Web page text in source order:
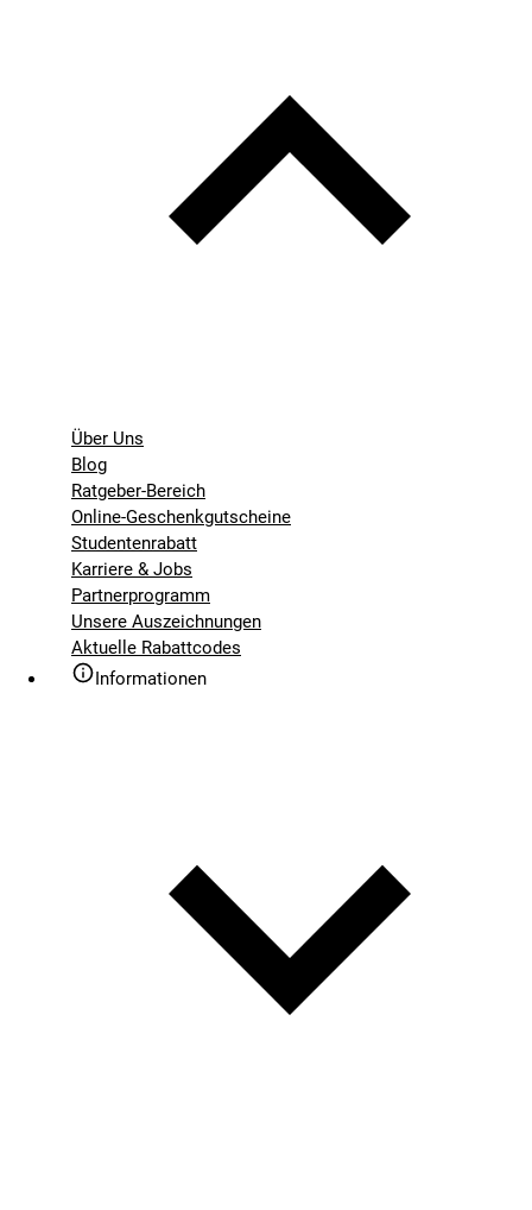
Über Uns
Blog
Ratgeber-Bereich
Online-Geschenkgutscheine
Studentenrabatt
Karriere & Jobs
Partnerprogramm
Unsere Auszeichnungen
Aktuelle Rabattcodes
Informationen